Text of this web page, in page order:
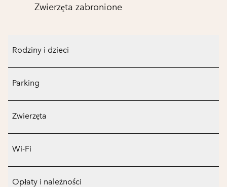
Zwierzęta zabronione
Rodziny i dzieci
Parking
Zwierzęta
Wi-Fi
Opłaty i należności